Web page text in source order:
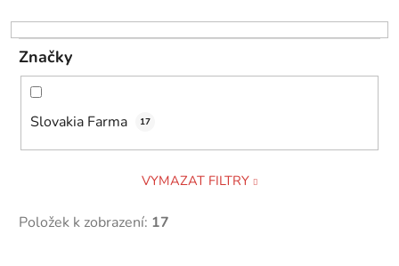
o
d
uZnačky
Slovakia Farma 17
VYMAZAT FILTRY
Položek k zobrazení: 17